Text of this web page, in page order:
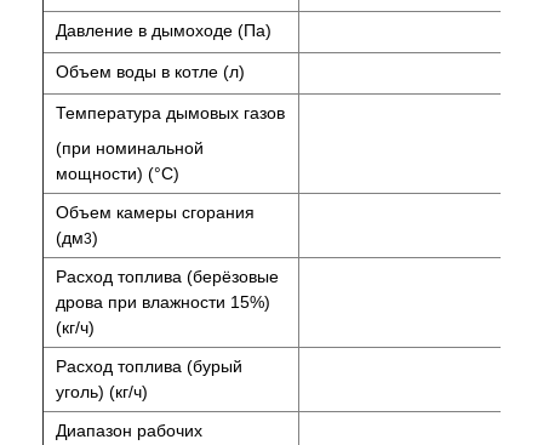
Давление в дымоходе (Па)
Объем воды в котле (л)
Температура дымовых газов
(при номинальной
мощности) (°C)
Объем камеры сгорания
(дм3)
Расход топлива (берёзовые
дрова при влажности 15%)
(кг/ч)
Расход топлива (бурый
уголь) (кг/ч)
Диапазон рабочих